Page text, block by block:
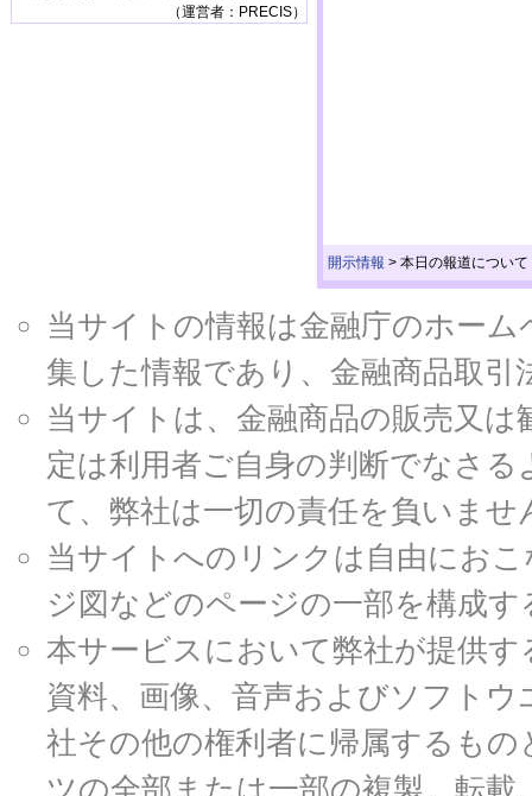
開示情報 > 本日の報道について
（運営者：PRECIS）
当サイトの情報は金融庁のホー
集した情報であり、金融商品取
当サイトは、金融商品の販売又
定は利用者ご自身の判断でなさ
て、弊社は一切の責任を負いませ
当サイトへのリンクは自由にお
ジ図などのページの一部を構成
本サービスにおいて弊社が提供
資料、画像、音声およびソフト
社その他の権利者に帰属するも
ツの全部または一部の複製、転